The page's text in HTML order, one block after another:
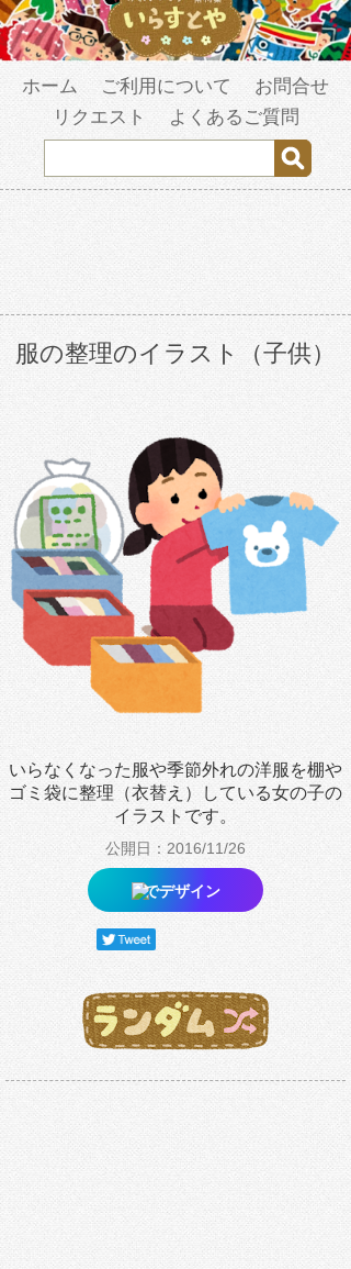
ホーム ご利用について
お問合せ
リクエスト
よくあるご質問
服の整理のイラスト（子供）
いらなくなった服や季節外れの洋服を棚や
ゴミ袋に整理（衣替え）している女の子の
イラストです。
公開日：2016/11/26
でデザイン